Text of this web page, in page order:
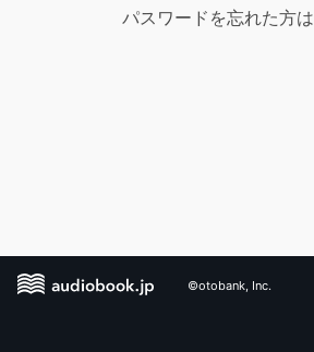
パスワードを忘れた方は
©otobank, Inc.